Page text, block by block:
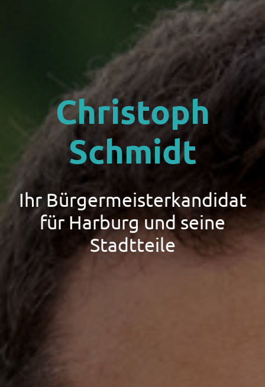
Christoph
Schmidt
Ihr Bürgermeisterkandidat
für Harburg und seine
Stadtteile